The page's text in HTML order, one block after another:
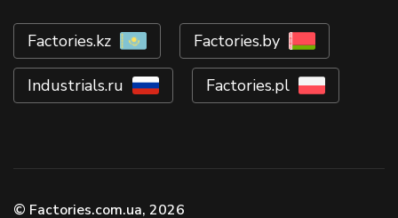
Factories.kz Factories.by
Industrials.ru Factories.pl
© Factories.com.ua, 2026